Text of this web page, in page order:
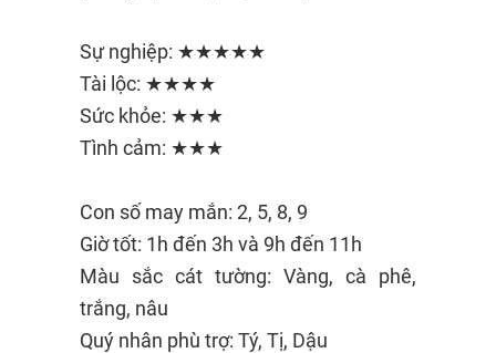
Sự nghiệp: ★★★★★
Tài lộc: ★★★★
Sức khỏe: ★★★
Tình cảm: ★★★
Con số may mắn: 2, 5, 8, 9
Giờ tốt: 1h đến 3h và 9h đến 11h
Màu sắc cát tường: Vàng, cà phê,
trắng, nâu
Quý nhân phù trợ: Tý, Tị, Dậu